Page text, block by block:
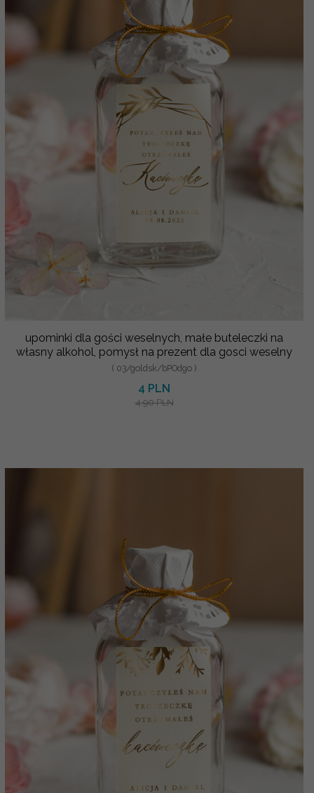
upominki dla gości weselnych, małe buteleczki na
własny alkohol, pomysł na prezent dla gosci weselny
( 03/goldsk/bPOdgo )
4 PLN
4.90 PLN